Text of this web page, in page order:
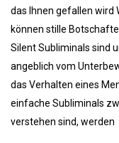
das Ihnen gefallen wird
können stille
Silent Subliminals sind
angeblich vom
das Verhalten eines
einfache Subliminals
verstehen sind, werden